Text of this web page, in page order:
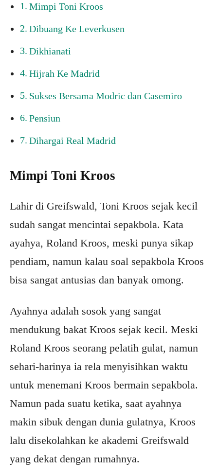
Mimpi Toni Kroos
Dibuang Ke Leverkusen
Dikhianati
Hijrah Ke Madrid
Sukses Bersama Modric dan Casemiro
Pensiun
Dihargai Real Madrid
Mimpi Toni Kroos
Lahir di Greifswald, Toni Kroos sejak kecil
sudah sangat mencintai sepakbola. Kata
ayahya, Roland Kroos, meski punya sikap
pendiam, namun kalau soal sepakbola Kroos
bisa sangat antusias dan banyak omong.
Ayahnya adalah sosok yang sangat
mendukung bakat Kroos sejak kecil. Meski
Roland Kroos seorang pelatih gulat, namun
sehari-harinya ia rela menyisihkan waktu
untuk menemani Kroos bermain sepakbola.
Namun pada suatu ketika, saat ayahnya
makin sibuk dengan dunia gulatnya, Kroos
lalu disekolahkan ke akademi Greifswald
yang dekat dengan rumahnya.